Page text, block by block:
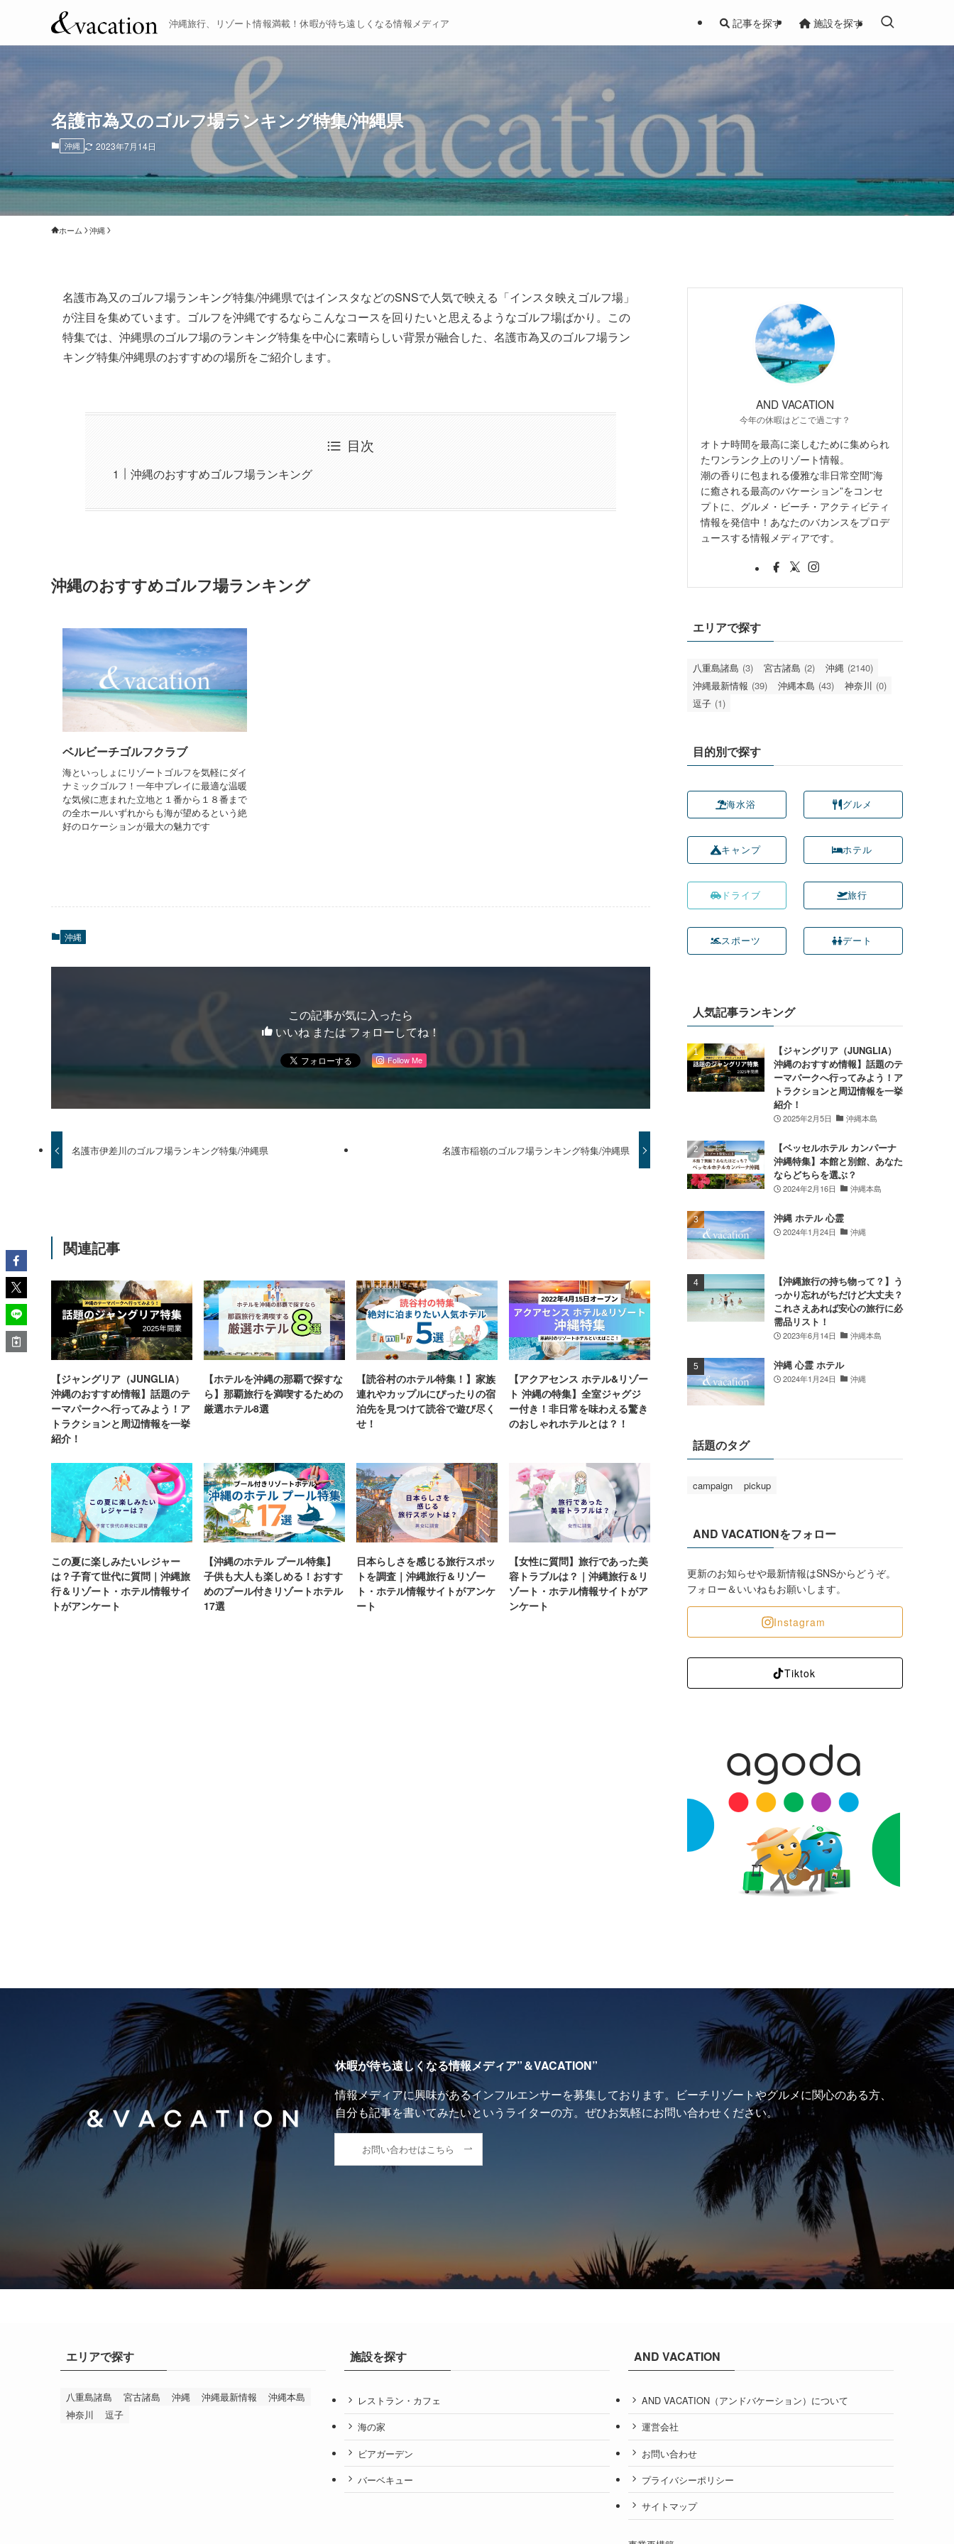
沖縄旅行、リゾート情報満載！休暇が待ち遠しくなる情報メディア 記事を探す 施設を探す
名護市為又のゴルフ場ランキング特集/沖縄県
沖縄 2023年7月14日
ホーム 沖縄
名護市為又のゴルフ場ランキング特集/沖縄県ではインスタなどのSNSで人気で映える「インスタ映えゴルフ場」
が注目を集めています。ゴルフを沖縄でするならこんなコースを回りたいと思えるようなゴルフ場ばかり。この
特集では、沖縄県のゴルフ場のランキング特集を中心に素晴らしい背景が融合した、名護市為又のゴルフ場ラン
キング特集/沖縄県のおすすめの場所をご紹介します。
目次
沖縄のおすすめゴルフ場ランキング
沖縄のおすすめゴルフ場ランキング
ベルビーチゴルフクラブ
海といっしょにリゾートゴルフを気軽にダイ
ナミックゴルフ！一年中プレイに最適な温暖
な気候に恵まれた立地と１番から１８番まで
の全ホールいずれからも海が望めるという絶
好のロケーションが最大の魅力です
沖縄
この記事が気に入ったら
いいね または フォローしてね！
Follow Me
名護市伊差川のゴルフ場ランキング特集/沖縄県 名護市稲嶺のゴルフ場ランキング特集/沖縄県
関連記事
【ジャングリア（JUNGLIA）
沖縄のおすすめ情報】話題のテ
ーマパークへ行ってみよう！ア
トラクションと周辺情報を一挙
紹介！
【ホテルを沖縄の那覇で探すな
ら】那覇旅行を満喫するための
厳選ホテル8選
【読谷村のホテル特集！】家族
連れやカップルにぴったりの宿
泊先を見つけて読谷で遊び尽く
せ！
【アクアセンス ホテル&リゾー
ト 沖縄の特集】全室ジャグジ
ー付き！非日常を味わえる驚き
のおしゃれホテルとは？！
この夏に楽しみたいレジャー
は？子育て世代に質問｜沖縄旅
行＆リゾート・ホテル情報サイ
トがアンケート
【沖縄のホテル プール特集】
子供も大人も楽しめる！おすす
めのプール付きリゾートホテル
17選
日本らしさを感じる旅行スポッ
トを調査｜沖縄旅行＆リゾー
ト・ホテル情報サイトがアンケ
ート
【女性に質問】旅行であった美
容トラブルは？｜沖縄旅行＆リ
ゾート・ホテル情報サイトがア
ンケート
AND VACATION
今年の休暇はどこで過ごす？
オトナ時間を最高に楽しむために集められ
たワンランク上のリゾート情報。
潮の香りに包まれる優雅な非日常空間”海
に癒される最高のバケーション”をコンセ
プトに、グルメ・ビーチ・アクティビティ
情報を発信中！あなたのバカンスをプロデ
ュースする情報メディアです。
エリアで探す
八重島諸島 (3) 宮古諸島 (2) 沖縄 (2140)
沖縄最新情報 (39) 沖縄本島 (43) 神奈川 (0)
逗子 (1)
目的別で探す
海水浴
キャンプ
ドライブ
スポーツ
グルメ
ホテル
旅行
デート
人気記事ランキング
【ジャングリア（JUNGLIA）
沖縄のおすすめ情報】話題のテ
ーマパークへ行ってみよう！ア
トラクションと周辺情報を一挙
紹介！
2025年2月5日 沖縄本島
【ベッセルホテル カンパーナ
沖縄特集】本館と別館、あなた
ならどちらを選ぶ？
2024年2月16日 沖縄本島
沖縄 ホテル 心霊
2024年1月24日 沖縄
【沖縄旅行の持ち物って？】う
っかり忘れがちだけど大丈夫？
これさえあれば安心の旅行に必
需品リスト！
2023年6月14日 沖縄本島
沖縄 心霊 ホテル
2024年1月24日 沖縄
話題のタグ
campaign pickup
AND VACATIONをフォロー
更新のお知らせや最新情報はSNSからどうぞ。
フォロー＆いいねもお願いします。
Instagram
Tiktok
休暇が待ち遠しくなる情報メディア”＆VACATION”
情報メディアに興味があるインフルエンサーを募集しております。ビーチリゾートやグルメに関心のある方、
自分も記事を書いてみたいというライターの方。ぜひお気軽にお問い合わせください。
お問い合わせはこちら
エリアで探す
八重島諸島 宮古諸島 沖縄 沖縄最新情報
沖縄本島
神奈川
逗子
施設を探す
レストラン・カフェ
海の家
ビアガーデン
バーベキュー
AND VACATION
AND VACATION（アンドバケーション）について
運営会社
お問い合わせ
プライバシーポリシー
サイトマップ